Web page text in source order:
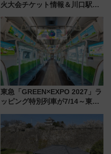
火大会チケット情報＆川口駅か
東急「GREEN×EXPO 2027」ラ
ッピング特別列車が7/14～東
ー！ 注目の編成やデザインまと
め